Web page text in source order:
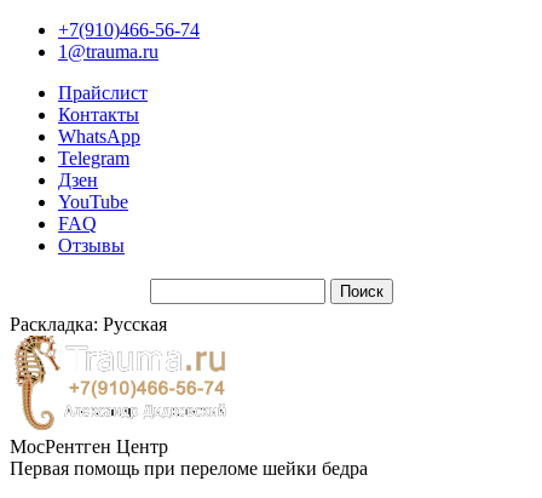
+7(910)466-56-74
1@trauma.ru
Прайслист
Контакты
WhatsApp
Telegram
Дзен
YouTube
FAQ
Отзывы
Раскладка: Русская
МосРентген Центр
Первая помощь при переломе шейки бедра